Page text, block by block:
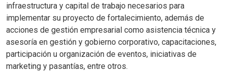
infraestructura y capital de trabajo necesarios para
implementar su proyecto de fortalecimiento, además de
acciones de gestión empresarial como asistencia técnica y
asesoría en gestión y gobierno corporativo, capacitaciones,
participación u organización de eventos, iniciativas de
marketing y pasantías, entre otros.